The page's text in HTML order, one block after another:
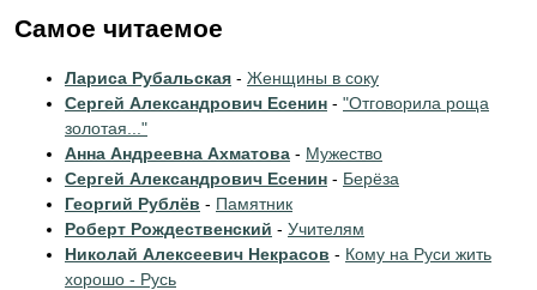
Самое читаемое
Лариса Рубальская - Женщины в соку
Сергей Александрович Есенин - "Отговорила роща
золотая..."
Анна Андреевна Ахматова - Мужество
Сергей Александрович Есенин - Берёза
Георгий Рублёв - Памятник
Роберт Рождественский - Учителям
Николай Алексеевич Некрасов - Кому на Руси жить
хорошо - Русь